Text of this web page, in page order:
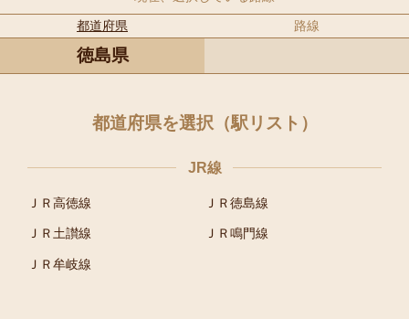
都道府県
路線
徳島県
都道府県を選択（駅リスト）
JR線
ＪＲ高徳線 ＪＲ徳島線
ＪＲ土讃線 ＪＲ鳴門線
ＪＲ牟岐線